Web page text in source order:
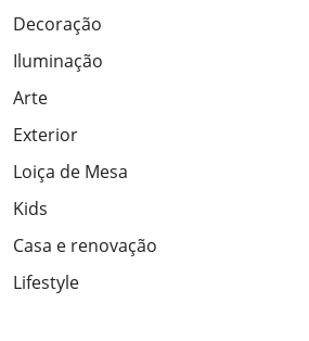
Decoração
Iluminação
Arte
Exterior
Loiça de Mesa
Kids
Casa e renovação
Lifestyle